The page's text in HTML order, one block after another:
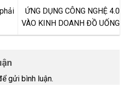
ỨNG DỤNG CÔNG NGHỆ 4.0
VÀO KINH DOANH ĐỒ UỐNG
gửi bình luận.